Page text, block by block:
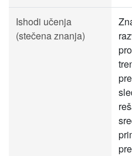
Ishodi učenja
(stečena znanja)